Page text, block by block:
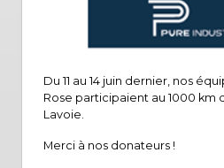
Du 11 au 14 juin dernier, nos
Rose participaient au 1000 km
Lavoie.
Merci à nos donateurs !